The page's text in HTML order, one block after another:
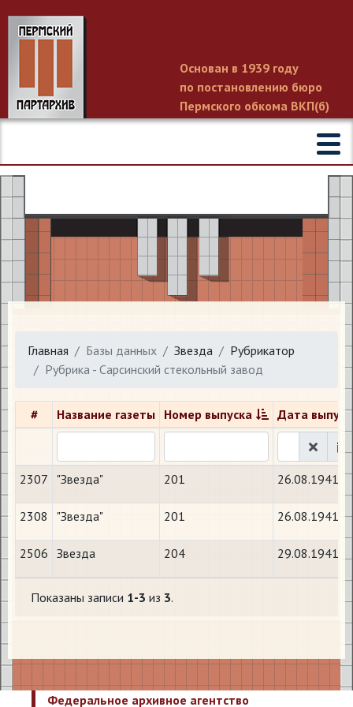
Основан в 1939 году
по постановлению бюро
Пермского обкома ВКП(б)
Главная Базы данных Звезда
Рубрикатор
Рубрика - Сарсинский стекольный завод
# Название газеты Номер выпуска Дата
2307 "Звезда" 201 26.08.1941
2308 "Звезда" 201 26.08.1941
2506 Звезда 204 29.08.1941
Показаны записи 1-3 из 3.
Федеральное архивное агентство